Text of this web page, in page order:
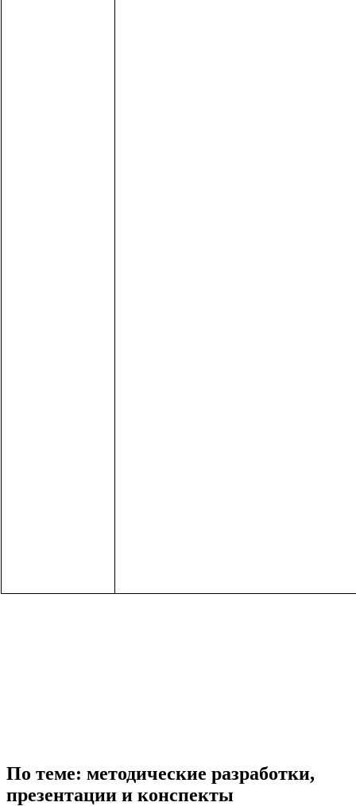
По теме: методические разработки,
презентации и конспекты